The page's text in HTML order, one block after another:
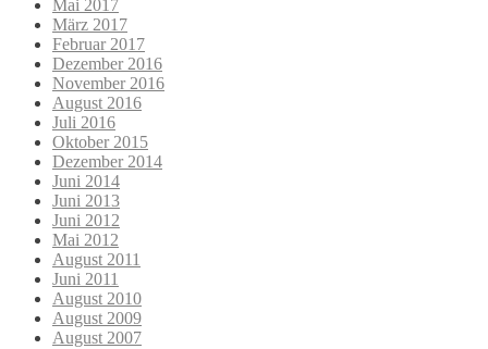
Mai 2017
März 2017
Februar 2017
Dezember 2016
November 2016
August 2016
Juli 2016
Oktober 2015
Dezember 2014
Juni 2014
Juni 2013
Juni 2012
Mai 2012
August 2011
Juni 2011
August 2010
August 2009
August 2007